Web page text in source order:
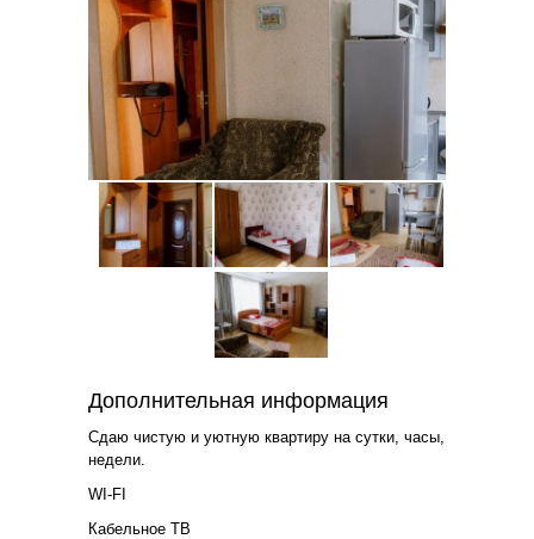
Дополнительная информация
Сдаю чистую и уютную квартиру на сутки, часы,
недели.
WI-FI
Кабельное ТВ